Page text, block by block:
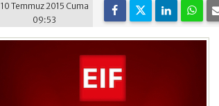
10 Temmuz 2015 Cuma
09:53